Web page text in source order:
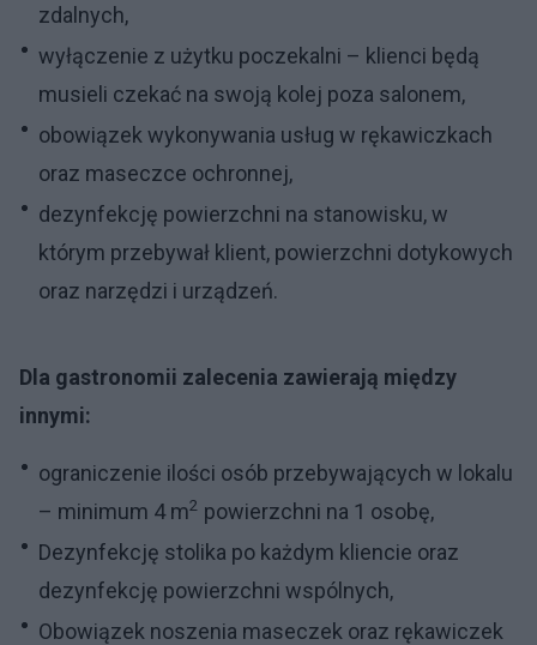
zdalnych,
wyłączenie z użytku poczekalni – klienci będą
musieli czekać na swoją kolej poza salonem,
obowiązek wykonywania usług w rękawiczkach
oraz maseczce ochronnej,
dezynfekcję powierzchni na stanowisku, w
którym przebywał klient, powierzchni dotykowych
oraz narzędzi i urządzeń.
Dla gastronomii zalecenia zawierają między
innymi:
ograniczenie ilości osób przebywających w lokalu
– minimum 4 m2 powierzchni na 1 osobę,
Dezynfekcję stolika po każdym kliencie oraz
dezynfekcję powierzchni wspólnych,
Obowiązek noszenia maseczek oraz rękawiczek